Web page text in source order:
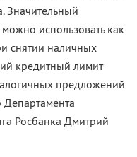
Значительный
использовать как
снятии наличных
кредитный лимит
предложений
Департамента
Росбанка Дмитрий